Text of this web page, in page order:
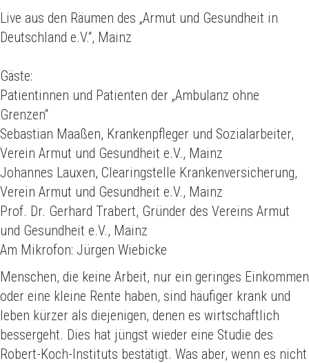
Live aus den Räumen des „Armut und Gesundheit in
Deutschland e.V.“, Mainz
Gäste:
Patientinnen und Patienten der „Ambulanz ohne
Grenzen“
Sebastian Maaßen, Krankenpfleger und Sozialarbeiter,
Verein Armut und Gesundheit e.V., Mainz
Johannes Lauxen, Clearingstelle Krankenversicherung,
Verein Armut und Gesundheit e.V., Mainz
Prof. Dr. Gerhard Trabert, Gründer des Vereins Armut
und Gesundheit e.V., Mainz
Am Mikrofon: Jürgen Wiebicke
Menschen, die keine Arbeit, nur ein geringes Einkommen
oder eine kleine Rente haben, sind häufiger krank und
leben kürzer als diejenigen, denen es wirtschaftlich
bessergeht. Dies hat jüngst wieder eine Studie des
Robert-Koch-Instituts bestätigt. Was aber, wenn es nicht